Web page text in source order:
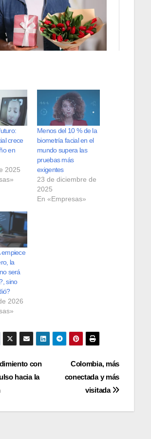
crece
en
2025
Menos del 10 % de la
biometría facial en el
mundo supera las
pruebas más
exigentes
23 de diciembre de
2025
En «Empresas»
empiece
la
será
sino
2026
Colombia, más
conectada y más
visitada
con
hacia la